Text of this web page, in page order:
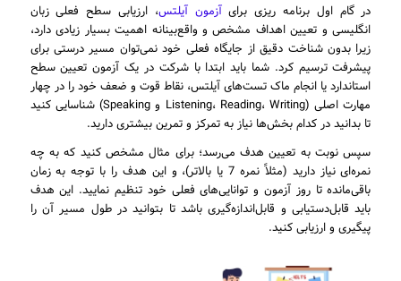
در گام اول برنامه ریزی برایآزمون آیلتس، ارزیابی سطح فعلی زبان
انگلیسی و تعیین اهداف مشخص و واقع‌بینانه اهمیت بسیار زیادی دارد،
زیرا بدون شناخت دقیق از جایگاه فعلی خود نمی‌توان مسیر درستی برای
پیشرفت ترسیم کرد. شما باید ابتدا با شرکت در یک آزمون تعیین سطح
استاندارد یا انجام ماک تست‌های آیلتس، نقاط قوت و ضعف خود را در چهار
مهارت اصلی (Listening، Reading، Writing و Speaking) شناسایی کنید
تا بدانید در کدام بخش‌ها نیاز به تمرکز و تمرین بیشتری دارید.
سپس نوبت به تعیین هدف می‌رسد؛ برای مثال مشخص کنید که به چه
نمره‌ای نیاز دارید (مثلاً نمره 7 یا بالاتر)، و این هدف را با توجه به زمان
باقی‌مانده تا روز آزمون و توانایی‌های فعلی خود تنظیم نمایید. این هدف
باید قابل‌دستیابی و قابل‌اندازه‌گیری باشد تا بتوانید در طول مسیر آن را
پیگیری و ارزیابی کنید.